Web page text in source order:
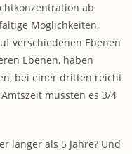
ab
Möglichkeiten,
verschiedenen Ebenen
Ebenen, haben
bei einer dritten reicht
müssten es 3/4
länger als 5 Jahre? Und